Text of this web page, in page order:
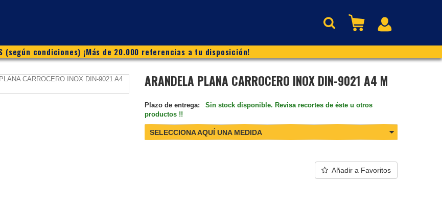
(según condiciones) ¡Más de 20.000 referencias a tu disposición!
ARANDELA PLANA CARROCERO INOX DIN-9021 A4 M
Plazo de entrega:
Sin stock disponible. Revisa recortes de éste u otros
productos !!
SELECCIONA AQUÍ UNA MEDIDA
Añadir a Favoritos